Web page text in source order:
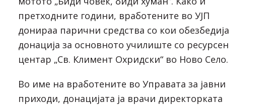
претходните години, вработените во УЈП
донираа парични средства со кои обезбедија
донација за основното училиште со ресурсен
центар „Св. Климент Охридски“ во Ново Село.
Во име на вработените во Управата за јавни
приходи, донацијата ја врачи директорката